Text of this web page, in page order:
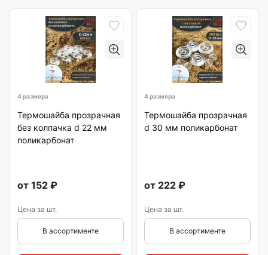
4 размера
Термошайба прозрачная
без колпачка d 22 мм
поликарбонат
от 152 ₽
Цена за шт.
В ассортименте
4 размера
Термошайба прозрачная
d 30 мм поликарбонат
от 222 ₽
Цена за шт.
В ассортименте